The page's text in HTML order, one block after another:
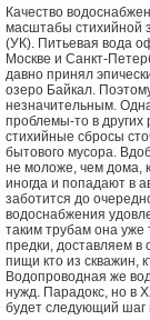
Качество
масштабы стихийной
(УК). Питьевая вода
Москве и Санкт-
давно принял
озеро Байкал.
незначительным.
проблемы-то в других
стихийные сбросы
бытового мусора.
не моложе, чем дома,
иногда и попадают в
заботится до
водоснабжения
таким трубам она уже
предки, доставляем в
пищи кто из скважин,
Водопроводная же
нужд. Парадокс, но в
будет следующий шаг